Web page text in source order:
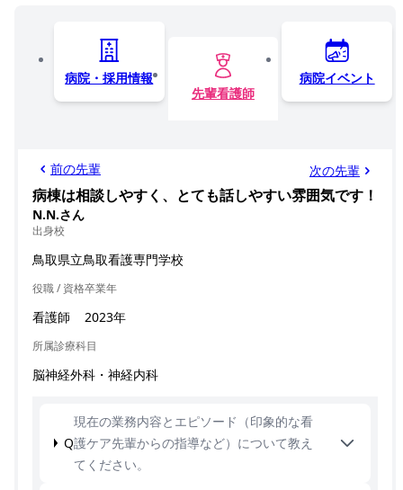
病院・採用情報
先輩看護師
病院イベント
前の先輩 次の先輩
病棟は相談しやすく、とても話しやすい雰囲気です！
N.N.さん
出身校
鳥取県立鳥取看護専門学校
役職 / 資格
看護師
卒業年
2023年
所属診療科目
脳神経外科・神経内科
Q
現在の業務内容とエピソード（印象的な看
護ケア先輩からの指導など）について教え
てください。